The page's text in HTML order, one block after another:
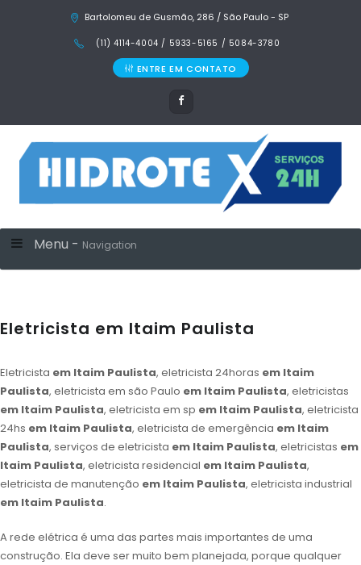
Bartolomeu de Gusmão, 286 / São Paulo - SP
(11) 4114-4004 / 5933-5165 / 5084-3780
ENTRE EM CONTATO
Menu - Navigation
Eletricista em Itaim Paulista
Eletricista em Itaim Paulista, eletricista 24horas em Itaim
Paulista, eletricista em são Paulo em Itaim Paulista, eletricistas
em Itaim Paulista, eletricista em sp em Itaim Paulista, eletricista
24hs em Itaim Paulista, eletricista de emergência em Itaim
Paulista, serviços de eletricista em Itaim Paulista, eletricistas em
Itaim Paulista, eletricista residencial em Itaim Paulista,
eletricista de manutenção em Itaim Paulista, eletricista industrial
em Itaim Paulista.
A rede elétrica é uma das partes mais importantes de uma
construção. Ela deve ser muito bem planejada, porque qualquer